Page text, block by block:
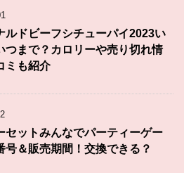
ルドビーフシチューパイ2023い
つまで？カロリーや売り切れ情
ミも紹介
セットみんなでパーティーゲー
号＆販売期間！交換できる？